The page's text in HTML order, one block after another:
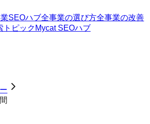
SEOハブ全事業の選び方全事業の改善
トピック Mycat SEOハブ